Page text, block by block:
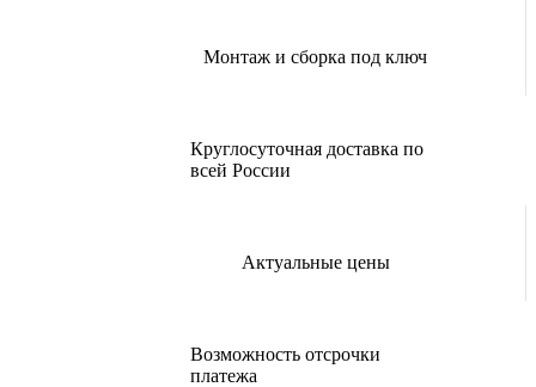
Монтаж и сборка под ключ
Круглосуточная доставка по
всей России
Актуальные цены
Возможность отсрочки
платежа